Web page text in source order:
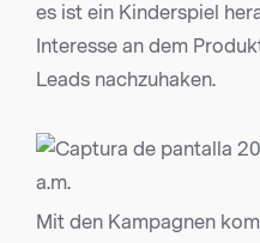
es ist ein Kinderspiel
Interesse an dem
Leads nachzuhaken.
Mit den Kampagnen